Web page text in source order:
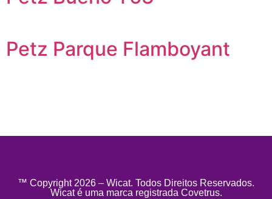
Petz Parque Flamboyant
™ Copyright 2026 – Wicat. Todos Direitos Reservados.
Wicat é uma marca registrada Covetrus.